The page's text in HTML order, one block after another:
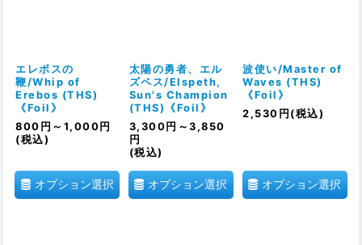
絞り込む
エレボスの
鞭/Whip of
Erebos (THS)
《Foil》
800 円 ～1,000 円
(税込)
オプション選択
太陽の勇者、エル
ズペス/Elspeth,
Sun's Champion
(THS)《Foil》
3,300 円 ～3,850
円
(税込)
オプション選択
波使い/Master of
Waves (THS)
《Foil》
2,530 円 (税込)
オプション選択